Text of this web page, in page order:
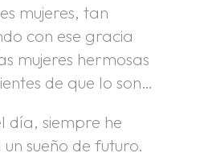
mujeres, tan
con ese gracia
mujeres hermosas
de que lo son…
día, siempre he
sueño de futuro.